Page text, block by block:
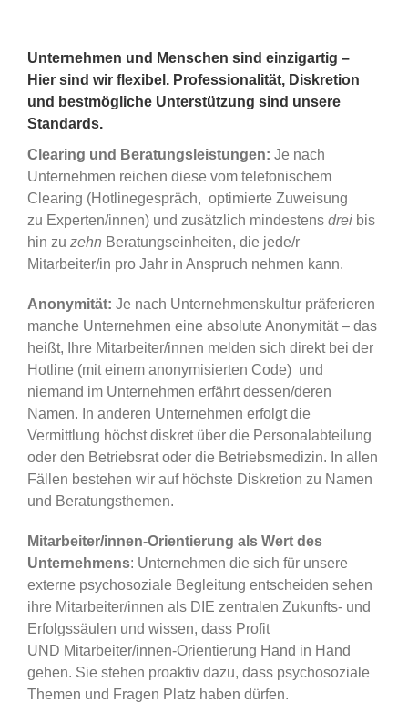
Unternehmen und Menschen sind einzigartig –
Hier sind wir flexibel. Professionalität, Diskretion
und bestmögliche Unterstützung sind unsere
Standards.
Clearing und Beratungsleistungen: Je nach
Unternehmen reichen diese vom telefonischem
Clearing (Hotlinegespräch, optimierte Zuweisung
zu Experten/innen) und zusätzlich mindestens dreibis
hin zu zehn Beratungseinheiten, die jede/r
Mitarbeiter/in pro Jahr in Anspruch nehmen kann.
Anonymität: Je nach Unternehmenskultur präferieren
manche Unternehmen eine absolute Anonymität – das
heißt, Ihre Mitarbeiter/innen melden sich direkt bei der
Hotline (mit einem anonymisierten Code) und
niemand im Unternehmen erfährt dessen/deren
Namen. In anderen Unternehmen erfolgt die
Vermittlung höchst diskret über die Personalabteilung
oder den Betriebsrat oder die Betriebsmedizin. In allen
Fällen bestehen wir auf höchste Diskretion zu Namen
und Beratungsthemen.
Mitarbeiter/innen-Orientierung als Wert des
Unternehmens: Unternehmen die sich für unsere
externe psychosoziale Begleitung entscheiden sehen
ihre Mitarbeiter/innen als DIE zentralen Zukunfts- und
Erfolgssäulen und wissen, dass Profit
UND Mitarbeiter/innen-Orientierung Hand in Hand
gehen. Sie stehen proaktiv dazu, dass psychosoziale
Themen und Fragen Platz haben dürfen.